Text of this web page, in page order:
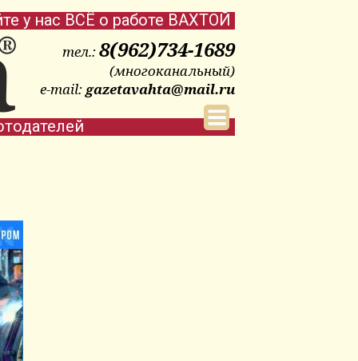
у нас ВСЁ о работе ВАХТОЙ
тел.:8(962)734-1689
(многоканальный)
e-mail: gazetavahta@mail.ru